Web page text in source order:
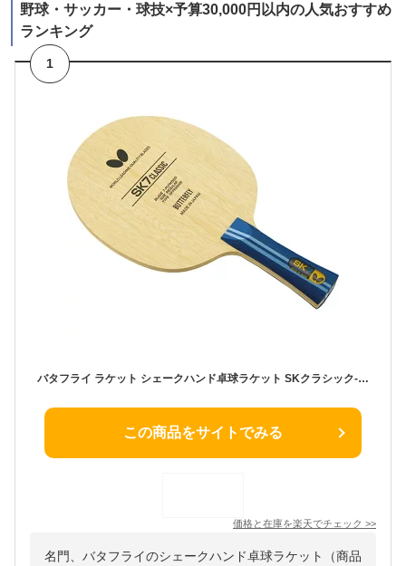
野球・サッカー・球技×予算30,000円以内の人気おすすめ
ランキング
1
バタフライ ラケット シェークハンド卓球ラケット SKクラシック‐FL 36881 メンズ・ユニセックス
この商品をサイトでみる
価格と在庫を楽天でチェック >>
名門、バタフライのシェークハンド卓球ラケット（商品